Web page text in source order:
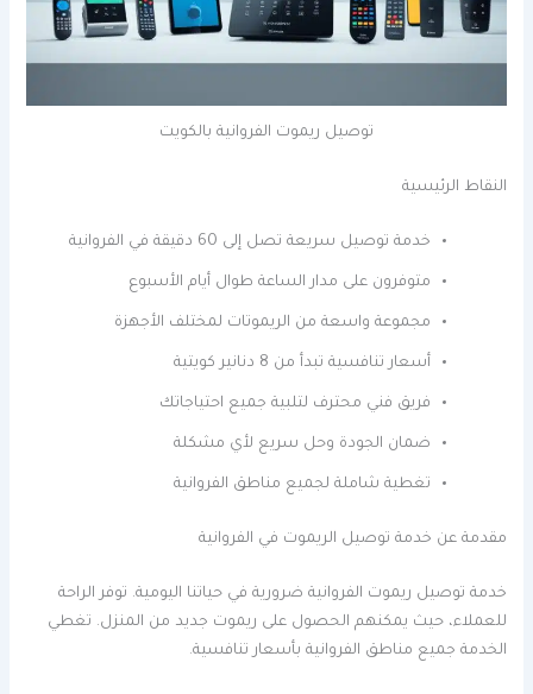
توصيل ريموت الفروانية بالكويت
النقاط الرئيسية
خدمة توصيل سريعة تصل إلى 60 دقيقة في الفروانية
متوفرون على مدار الساعة طوال أيام الأسبوع
مجموعة واسعة من الريموتات لمختلف الأجهزة
أسعار تنافسية تبدأ من 8 دنانير كويتية
فريق فني محترف لتلبية جميع احتياجاتك
ضمان الجودة وحل سريع لأي مشكلة
تغطية شاملة لجميع مناطق الفروانية
مقدمة عن خدمة توصيل الريموت في الفروانية
خدمة توصيل ريموت الفروانية ضرورية في حياتنا اليومية. توفر الراحة
للعملاء، حيث يمكنهم الحصول على ريموت جديد من المنزل. تغطي
الخدمة جميع مناطق الفروانية بأسعار تنافسية.